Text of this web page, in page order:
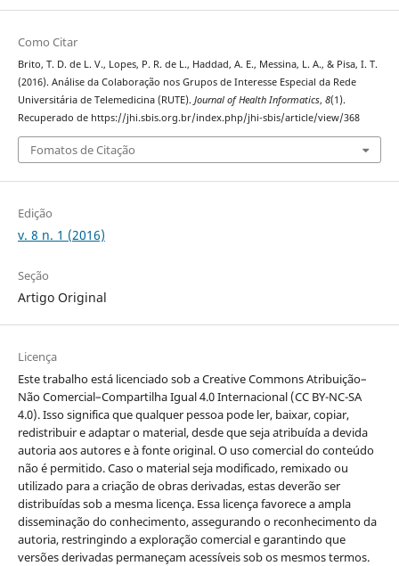
Como Citar
Brito, T. D. de L. V., Lopes, P. R. de L., Haddad, A. E., Messina, L. A., & Pisa, I. T.
(2016). Análise da Colaboração nos Grupos de Interesse Especial da Rede
Universitária de Telemedicina (RUTE). Journal of Health Informatics, 8(1).
Recuperado de https://jhi.sbis.org.br/index.php/jhi-sbis/article/view/368
Fomatos de Citação
Edição
v. 8 n. 1 (2016)
Seção
Artigo Original
Licença
Este trabalho está licenciado sob a Creative Commons Atribuição–
Não Comercial–Compartilha Igual 4.0 Internacional (CC BY-NC-SA
4.0). Isso significa que qualquer pessoa pode ler, baixar, copiar,
redistribuir e adaptar o material, desde que seja atribuída a devida
autoria aos autores e à fonte original. O uso comercial do conteúdo
não é permitido. Caso o material seja modificado, remixado ou
utilizado para a criação de obras derivadas, estas deverão ser
distribuídas sob a mesma licença. Essa licença favorece a ampla
disseminação do conhecimento, assegurando o reconhecimento da
autoria, restringindo a exploração comercial e garantindo que
versões derivadas permaneçam acessíveis sob os mesmos termos.